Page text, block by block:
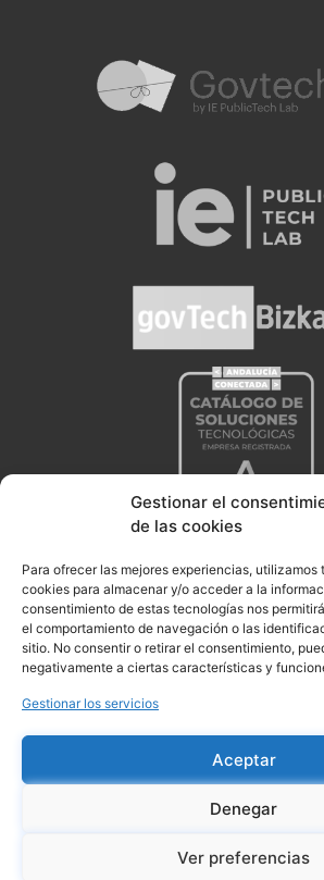
Gestionar el
de las cookies
Para ofrecer las mejores experiencias, utilizamos
cookies para almacenar y/o acceder a la
consentimiento de estas tecnologías nos
el comportamiento de navegación o las
sitio. No consentir o retirar el consentimiento,
negativamente a ciertas características y
Gestionar los servicios
Aceptar
Denegar
Ver preferencias
Aviso legal
Politica de privacidad